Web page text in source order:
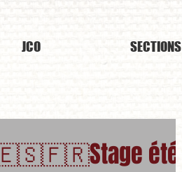
JCO SECTIONS
été